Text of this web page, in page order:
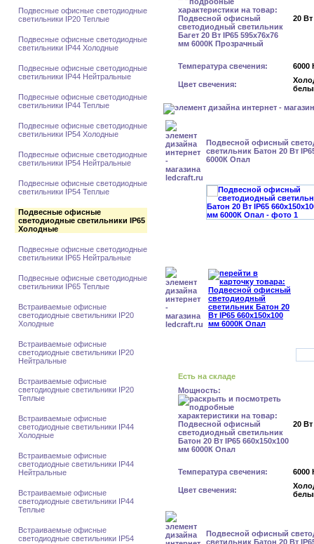
Подвесные офисные светодиодные
светильники IP20 Теплые
Подвесные офисные светодиодные
светильники IP44 Холодные
Подвесные офисные светодиодные
светильники IP44 Нейтральные
Подвесные офисные светодиодные
светильники IP44 Теплые
Подвесные офисные светодиодные
светильники IP54 Холодные
Подвесные офисные светодиодные
светильники IP54 Нейтральные
Подвесные офисные светодиодные
светильники IP54 Теплые
Подвесные офисные
светодиодные светильники IP65
Холодные
Подвесные офисные светодиодные
светильники IP65 Нейтральные
Подвесные офисные светодиодные
светильники IP65 Теплые
Встраиваемые офисные
светодиодные светильники IP20
Холодные
Встраиваемые офисные
светодиодные светильники IP20
Нейтральные
Встраиваемые офисные
светодиодные светильники IP20
Теплые
Встраиваемые офисные
светодиодные светильники IP44
Холодные
Встраиваемые офисные
светодиодные светильники IP44
Нейтральные
Встраиваемые офисные
светодиодные светильники IP44
Теплые
Встраиваемые офисные
светодиодные светильники IP54
20 Вт
Температура свечения: 6000
Цвет свечения:
Подвесной офисный
светильник Батон 20 Вт
6000К Опал
Есть на складе
Мощность:
20 Вт
Температура свечения: 6000
Цвет свечения:
Подвесной офисный
светильник Батон 20 Вт